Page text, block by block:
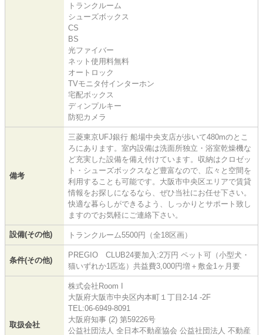
トランクルーム
シューズボックス
CS
BS
光ファイバー
ネット使用料無料
オートロック
TVモニタ付インターホン
宅配ボックス
ディンプルキー
防犯カメラ
備考
三菱東京UFJ銀行 船場中央支店が歩いて480mのとこ
ろにあります。室内設備は洗面所独立・浴室乾燥機な
ど充実した設備を備え付けています。収納はクロゼッ
ト・シューズボックスなど豊富なので、広々と空間を
利用することも可能です。大阪市中央区エリアで賃貸
情報をお探しになるなら、ぜひ当社にお任せ下さい。
快適な暮らしができるよう、しっかりとサポート致し
ますのでお気軽にご連絡下さい。
設備(その他) トランクルーム5500円（全18区画）
条件(その他)
PREGIO CLUB24要加入:2万円 ペット可（小型犬・
猫いずれか1匹迄）共益費3,000円増＋敷金1ヶ月要
取扱会社
株式会社Room I
大阪府大阪市中央区内本町１丁目2-14 -2F
TEL:06-6949-8091
大阪府知事 (2) 第59226号
公益社団法人 全日本不動産協会 公益社団法人 不動産